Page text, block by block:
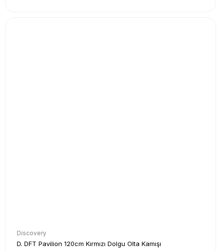
Discovery
D. DFT Pavilion 120cm Kırmızı Dolgu Olta Kamışı